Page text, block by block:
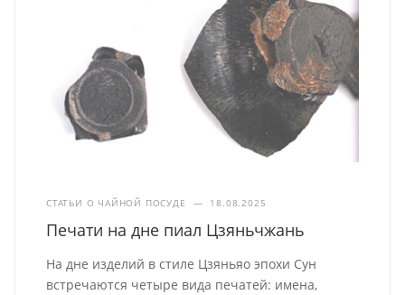
СТАТЬИ О ЧАЙНОЙ ПОСУДЕ — 18.08.2025
Печати на дне пиал Цзяньчжань
На дне изделий в стиле Цзяньяо эпохи Сун
встречаются четыре вида печатей: имена,